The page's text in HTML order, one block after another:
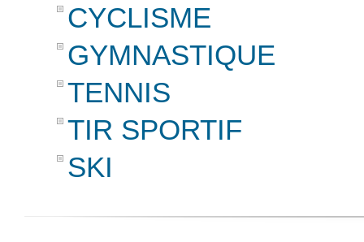
CYCLISME
GYMNASTIQUE
TENNIS
TIR SPORTIF
SKI